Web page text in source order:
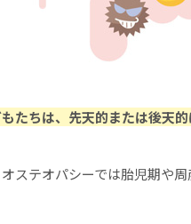
たちは、先天的または後天
ステオパシーでは胎児期や